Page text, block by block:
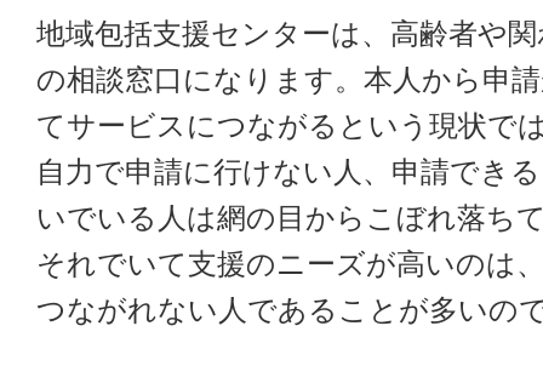
地域包括支援センターは、高齢者や
の相談窓口になります。本人から申
てサービスにつながるという現状で
自力で申請に行けない人、申請でき
いでいる人は網の目からこぼれ落ち
それでいて支援のニーズが高いのは
つながれない人であることが多いの